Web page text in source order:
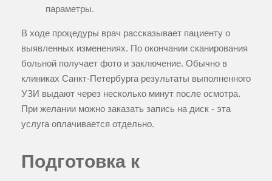
параметры.
В ходе процедуры врач рассказывает пациенту о
выявленных изменениях. По окончании сканирования
больной получает фото и заключение. Обычно в
клиниках Санкт-Петербурга результаты выполненного
УЗИ выдают через несколько минут после осмотра.
При желании можно заказать запись на диск - эта
услуга оплачивается отдельно.
Подготовка к